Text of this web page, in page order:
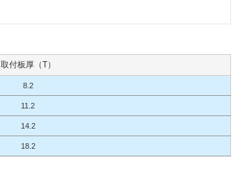
取付板厚（T）
8.2
11.2
14.2
18.2